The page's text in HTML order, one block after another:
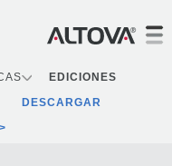
EDICIONES
DESCARGAR